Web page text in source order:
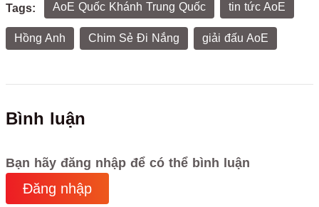
Tags: AoE Quốc Khánh Trung Quốc tin tức AoE
Hồng Anh Chim Sẻ Đi Nắng giải đấu AoE
Bình luận
Bạn hãy đăng nhập để có thể bình luận
Đăng nhập